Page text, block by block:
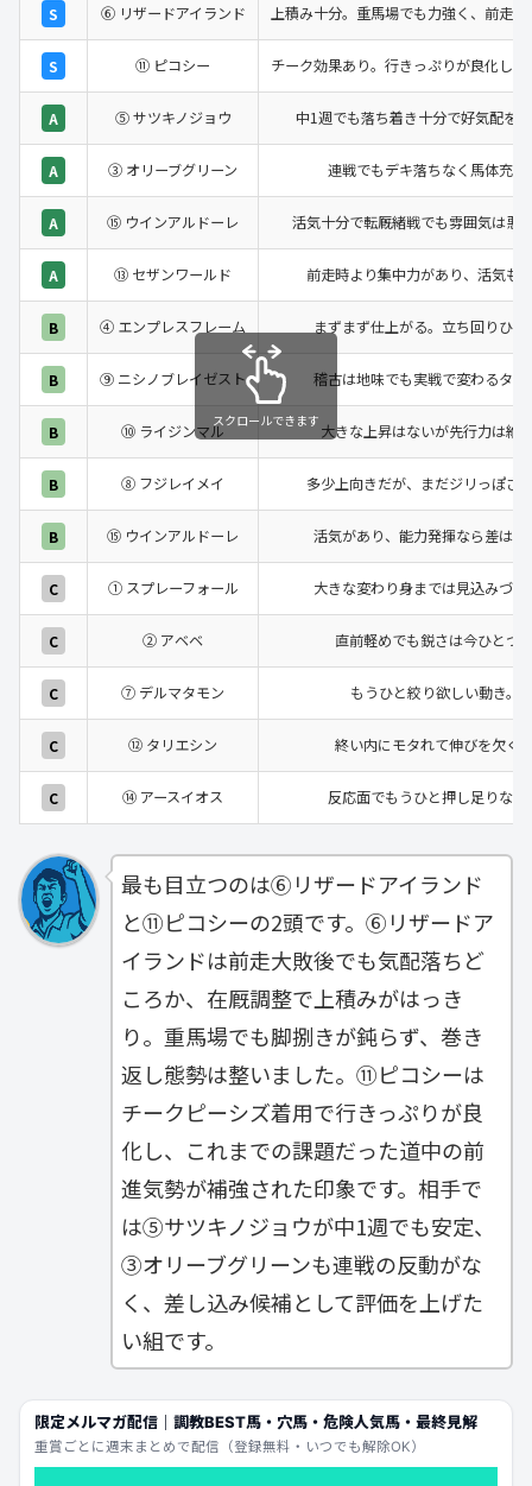
S ⑥ リザードアイランド 上積み十分。重馬場でも力強く、前走
S ⑪ ピコシー チーク効果あり。行きっぷりが良化し
A ⑤ サツキノジョウ 中1週でも落ち着き十分で好気配を
A ③ オリーブグリーン 連戦でもデキ落ちなく馬体充実
A ⑮ ウインアルドーレ 活気十分で転厩緒戦でも雰囲気は悪
A ⑬ セザンワールド 前走時より集中力があり、活気も
B ④ エンプレスフレーム まずまず仕上がる。立ち回りひと
B ⑨ ニシノブレイゼスト 稽古は地味でも実戦で変わるタイ
B ⑩ ライジンマル 大きな上昇はないが先行力は維
B ⑧ フジレイメイ 多少上向きだが、まだジリっぽさ
B ⑮ ウインアルドーレ 活気があり、能力発揮なら差はな
C ① スプレーフォール 大きな変わり身までは見込みづら
C ② アベベ 直前軽めでも鋭さは今ひとつ
C ⑦ デルマタモン もうひと絞り欲しい動き。
C ⑫ タリエシン 終い内にモタれて伸びを欠く
C ⑭ アースイオス 反応面でもうひと押し足りない
スクロールできます
最も目立つのは⑥リザードアイランド
と⑪ピコシーの2頭です。⑥リザードア
イランドは前走大敗後でも気配落ちど
ころか、在厩調整で上積みがはっき
り。重馬場でも脚捌きが鈍らず、巻き
返し態勢は整いました。⑪ピコシーは
チークピーシズ着用で行きっぷりが良
化し、これまでの課題だった道中の前
進気勢が補強された印象です。相手で
は⑤サツキノジョウが中1週でも安定、
③オリーブグリーンも連戦の反動がな
く、差し込み候補として評価を上げた
い組です。
限定メルマガ配信｜調教BEST馬・穴馬・危険人気馬・最終見解
重賞ごとに週末まとめで配信（登録無料・いつでも解除OK）